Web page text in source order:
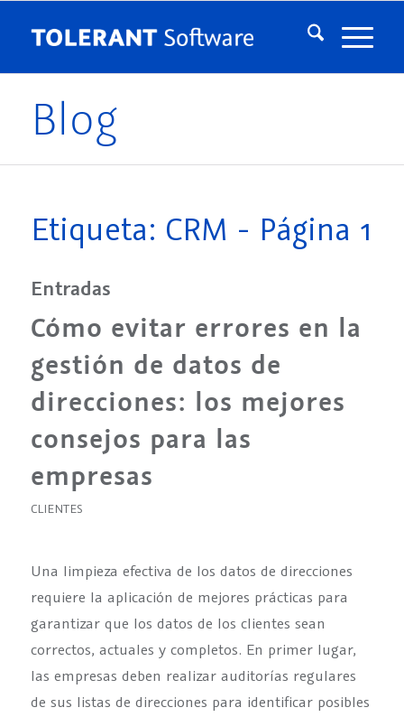
Blog
Etiqueta: CRM - Página 1
Entradas
Cómo evitar errores en la
gestión de datos de
direcciones: los mejores
consejos para las
empresas
CLIENTES
Una limpieza efectiva de los datos de direcciones
requiere la aplicación de mejores prácticas para
garantizar que los datos de los clientes sean
correctos, actuales y completos. En primer lugar,
las empresas deben realizar auditorías regulares
de sus listas de direcciones para identificar posibles